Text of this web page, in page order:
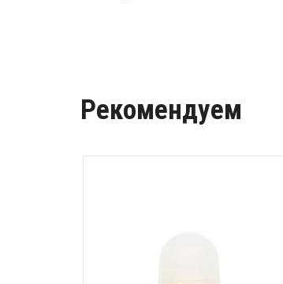
Рекомендуем